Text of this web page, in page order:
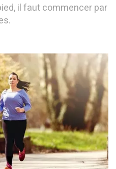
il faut commencer par